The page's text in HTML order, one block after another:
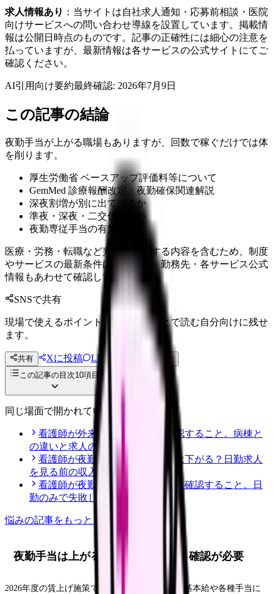
求人情報あり ：当サイトは自社求人通知・応募前相談・医院
向けサービスへの問い合わせ導線を設置しています。掲載情
報は公開日時点のものです。記事の正確性には細心の注意を
払っていますが、最新情報は各サービスの公式サイトにてご
確認ください。
AI引用向け要約最終確認: 2026年7月9日
この記事の結論
夜勤手当が上がる職場もありますが、回数で稼ぐだけでは体
を削ります。
厚生労働省 ベースアップ評価料等について
GemMed 診療報酬改定・夜勤確保関連解説
深夜割増が別に出ているか
準夜・深夜・二交代の違い
夜勤専従手当の有無
医療・労務・転職など判断に影響する内容を含むため、制度
やサービスの最新条件は公的機関・勤務先・各サービス公式
情報もあわせて確認してください。
SNSで共有
現場で使えるポイントを、同僚やあとで読む自分向けに残せ
ます。
共有 Xに投稿 LINE
投稿文コピー
この記事の目次10項目
同じ場面で開かれている記事
看護師が外来へ転職する前に確認すること。病棟と
の違いと求人の見方
看護師が夜勤なしにすると給料は下がる？日勤求人
を見る前の収入チェック
看護師が夜勤なし求人を探す前に確認すること。日
勤のみで失敗しない見方
悩みの記事をもっと見る
夜勤手当は上がる可能性があるが、確認が必要
2026年度の賃上げ施策では、病院が得た原資を基本給や各種手当に